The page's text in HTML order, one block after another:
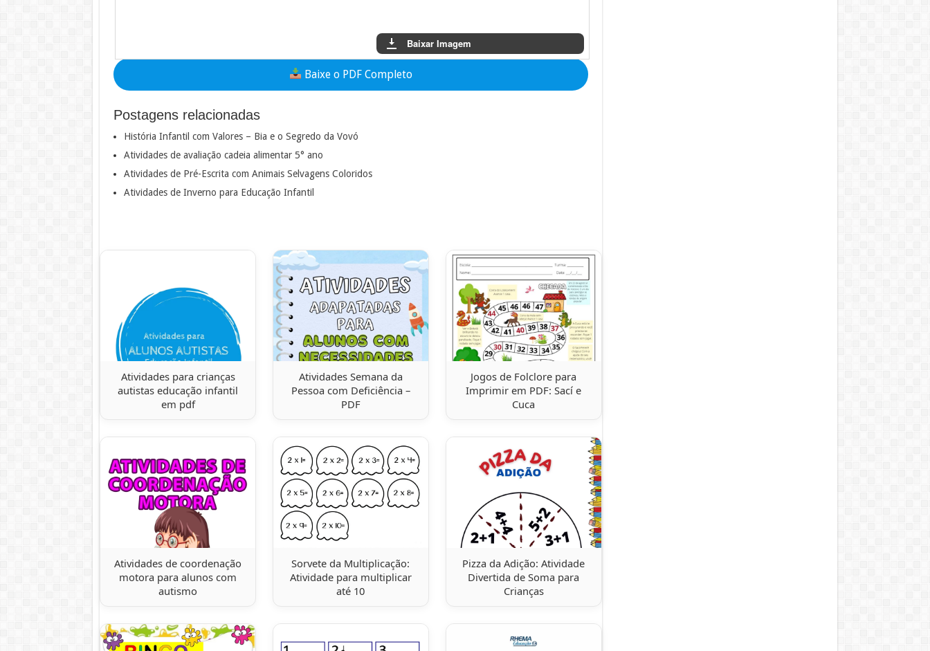
Baixar Imagem
Baixe o PDF Completo
Postagens relacionadas
História Infantil com Valores – Bia e o Segredo da Vovó
Atividades de avaliação cadeia alimentar 5° ano
Atividades de Pré-Escrita com Animais Selvagens Coloridos
Atividades de Inverno para Educação Infantil
Atividades para crianças
autistas educação infantil
em pdf
Atividades Semana da
Pessoa com Deficiência –
PDF
Jogos de Folclore para
Imprimir em PDF: Sací e
Cuca
Atividades de coordenação
motora para alunos com
autismo
Sorvete da Multiplicação:
Atividade para multiplicar
até 10
Pizza da Adição: Atividade
Divertida de Soma para
Crianças